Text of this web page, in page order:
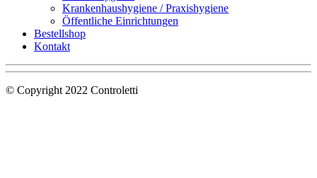
Krankenhaushygiene / Praxishygiene
Öffentliche Einrichtungen
Bestellshop
Kontakt
© Copyright 2022 Controletti